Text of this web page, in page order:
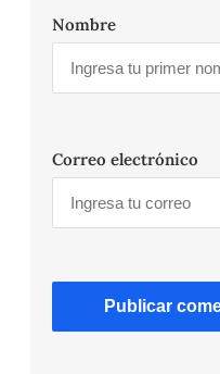
Nombre
Correo electrónico